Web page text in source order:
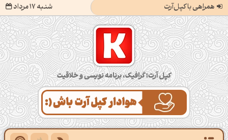
همراهی با کپل‌آرت شنبه 17 مرداد
کپل‌آرت؛ گرافیک، برنامه‌نویسی و خلاقیت